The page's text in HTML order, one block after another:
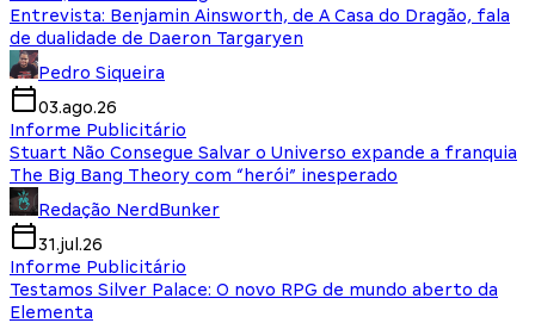
Entrevista: Benjamin Ainsworth, de A Casa do Dragão, fala
de dualidade de Daeron Targaryen
Pedro Siqueira
03.ago.26
Informe Publicitário
Stuart Não Consegue Salvar o Universo expande a franquia
The Big Bang Theory com “herói” inesperado
Redação NerdBunker
31.jul.26
Informe Publicitário
Testamos Silver Palace: O novo RPG de mundo aberto da
Elementa